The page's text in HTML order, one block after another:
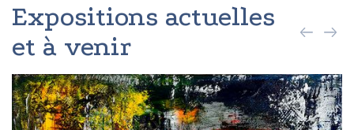
Expositions actuelles
et à venir